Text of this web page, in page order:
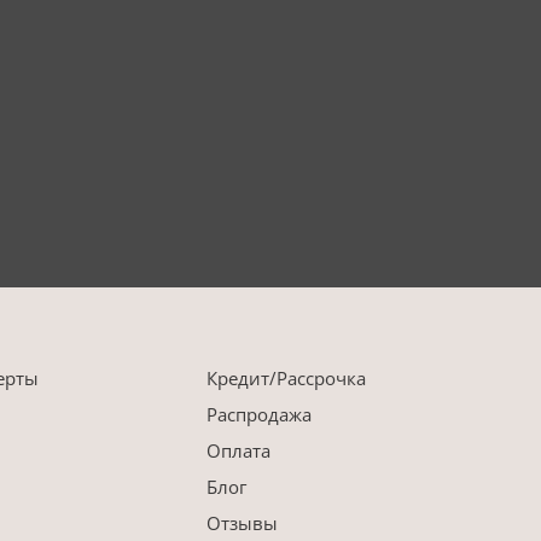
Кредит/Рассрочка
Распродажа
Оплата
Блог
Отзывы